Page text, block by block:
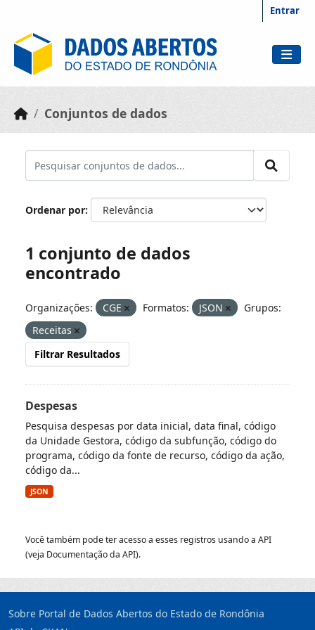
Entrar
Conjuntos de dados
Ordenar por
1 conjunto de dados
encontrado
Organizações: CGE Formatos: JSON
Grupos:
Receitas
Filtrar Resultados
Despesas
Pesquisa despesas por data inicial, data final, código
da Unidade Gestora, código da subfunção, código do
programa, código da fonte de recurso, código da ação,
código da...
JSON
Você também pode ter acesso a esses registros usando a API
(veja Documentação da API).
Sobre Portal de Dados Abertos do Estado de Rondônia